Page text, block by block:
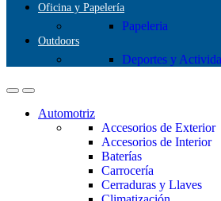
Oficina y Papelería
Papeleria
Outdoors
Deportes y
Automotriz
Accesorios de Exterior
Accesorios de Interior
Baterías
Carrocería
Cerraduras y Llaves